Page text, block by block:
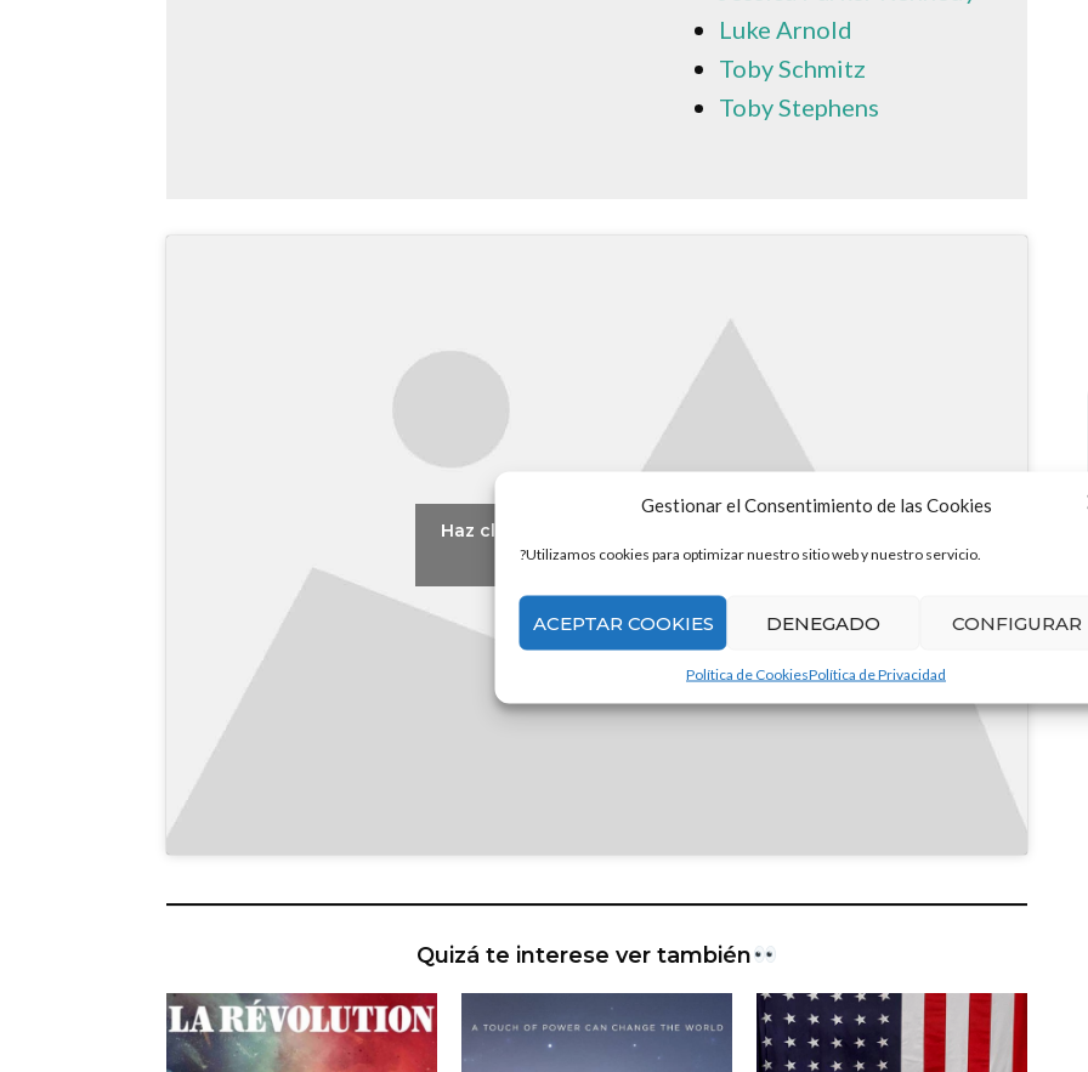
Gestionar el Consentimiento de las Cookies
?Utilizamos cookies para optimizar nuestro sitio web y nuestro servicio.
ACEPTAR COOKIES DENEGADO CONFIGURAR
Política de CookiesPolítica de Privacidad
Luke Arnold
Toby Schmitz
Toby Stephens
Haz clic para aceptar las cookies y
activar este contenido
Quizá te interese ver también